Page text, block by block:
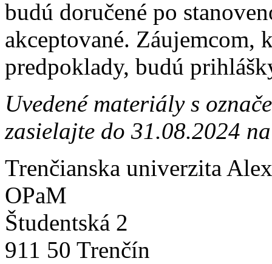
budú doručené po
akceptované.
predpoklady, budú
Uvedené materiály s
zasielajte do 31.08.2024
Trenčianska univerzita
OPaM
Študentská 2
911 50 Trenčín